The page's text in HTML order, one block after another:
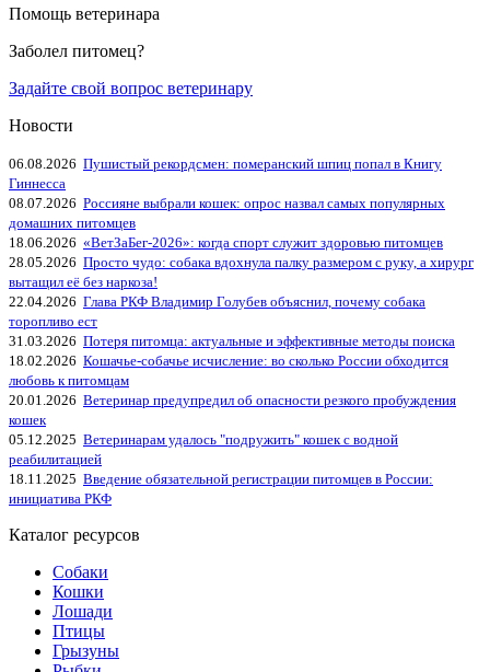
Помощь ветеринара
Заболел питомец?
Задайте свой вопрос ветеринару
Новости
06.08.2026 Пушистый рекордсмен: померанский шпиц попал в Книгу
Гиннесса
08.07.2026 Россияне выбрали кошек: опрос назвал самых популярных
домашних питомцев
18.06.2026 «ВетЗаБег‑2026»: когда спорт служит здоровью питомцев
28.05.2026 Просто чудо: собака вдохнула палку размером с руку, а хирург
вытащил её без наркоза!
22.04.2026 Глава РКФ Владимир Голубев объяснил, почему собака
торопливо ест
31.03.2026 Потеря питомца: актуальные и эффективные методы поиска
18.02.2026 Кошачье-собачье исчисление: во сколько России обходится
любовь к питомцам
20.01.2026 Ветеринар предупредил об опасности резкого пробуждения
кошек
05.12.2025 Ветеринарам удалось "подружить" кошек с водной
реабилитацией
18.11.2025 Введение обязательной регистрации питомцев в России:
инициатива РКФ
Каталог ресурсов
Собаки
Кошки
Лошади
Птицы
Грызуны